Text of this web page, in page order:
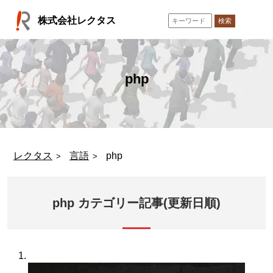
ン
ツ
へ
ス
キ
ッ
プ
検索
株式会社レクタス
php
レクタス 言語 php
php カテゴリー記事(更新日順)